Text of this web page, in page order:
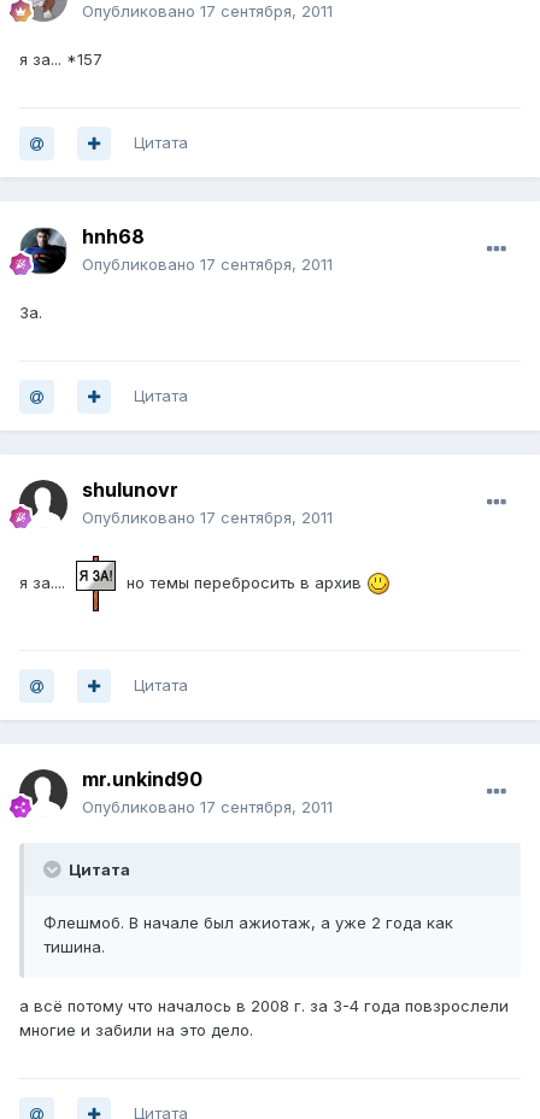
Опубликовано 17 сентября, 2011
я за... *157
Цитата
hnh68
Опубликовано 17 сентября, 2011
За.
Цитата
shulunovr
Опубликовано 17 сентября, 2011
я за.... но темы перебросить в архив
Цитата
mr.unkind90
Опубликовано 17 сентября, 2011
Цитата
Флешмоб. В начале был ажиотаж, а уже 2 года как
тишина.
а всё потому что началось в 2008 г. за 3-4 года повзрослели
многие и забили на это дело.
Цитата